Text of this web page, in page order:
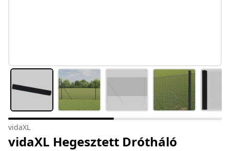
vidaXL
vidaXL Hegesztett Drótháló